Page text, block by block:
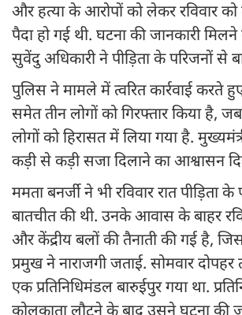
और हत्या के आरोपों को लेकर रविवार को
पैदा हो गई थी. घटना की जानकारी
सुवेंदु अधिकारी ने पीड़िता के परिजनों से
पुलिस ने मामले में त्वरित कार्रवाई करते
समेत तीन लोगों को गिरफ्तार किया है,
लोगों को हिरासत में लिया गया है.
कड़ी से कड़ी सजा दिलाने का आश्वासन
ममता बनर्जी ने भी रविवार रात पीड़िता
बातचीत की थी. उनके आवास के बाहर
और केंद्रीय बलों की तैनाती की गई है,
प्रमुख ने नाराजगी जताई. सोमवार
एक प्रतिनिधिमंडल बारुईपुर गया था.